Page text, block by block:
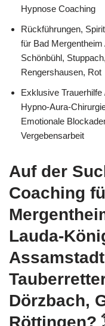
Hypnose Coaching
Rückführungen,
für Bad
Schönbühl,
Rengershausen, Rot
Exklusive
Hypno-Aura-
Emotionale
Vergebensarbeit
Auf der
Coaching
Lauda-
Dörzbach,
Röttingen?